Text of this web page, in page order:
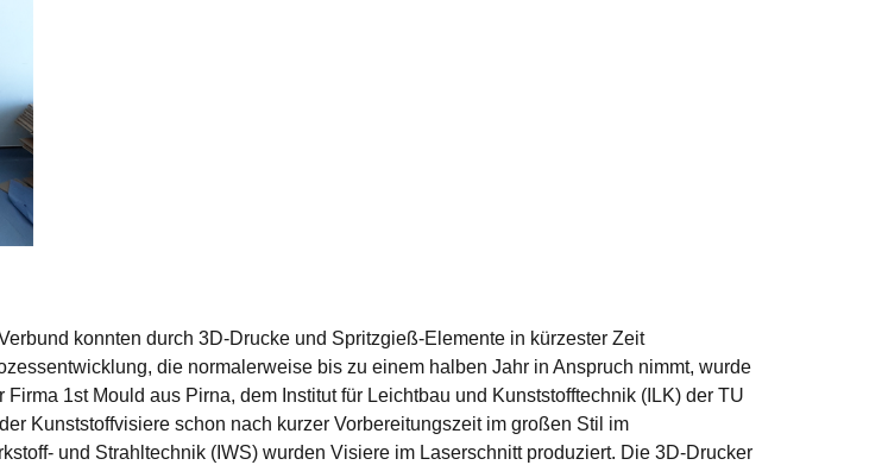
konnten durch 3D-Drucke und Spritzgieß-Elemente in kürzester Zeit
die normalerweise bis zu einem halben Jahr in Anspruch nimmt, wurde
1st Mould aus Pirna, dem Institut für Leichtbau und Kunststofftechnik (ILK) der TU
Kunststoffvisiere schon nach kurzer Vorbereitungszeit im großen Stil im
und Strahltechnik (IWS) wurden Visiere im Laserschnitt produziert. Die 3D-Drucker